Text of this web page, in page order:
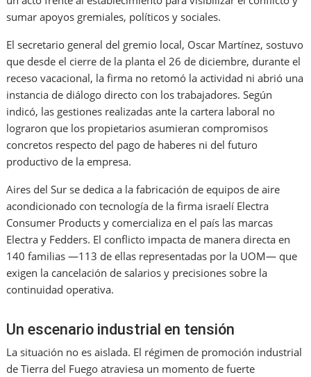
sumar apoyos gremiales, políticos y sociales.
El secretario general del gremio local, Oscar Martínez, sostuvo
que desde el cierre de la planta el 26 de diciembre, durante el
receso vacacional, la firma no retomó la actividad ni abrió una
instancia de diálogo directo con los trabajadores. Según
indicó, las gestiones realizadas ante la cartera laboral no
lograron que los propietarios asumieran compromisos
concretos respecto del pago de haberes ni del futuro
productivo de la empresa.
Aires del Sur se dedica a la fabricación de equipos de aire
acondicionado con tecnología de la firma israelí Electra
Consumer Products y comercializa en el país las marcas
Electra y Fedders. El conflicto impacta de manera directa en
140 familias —113 de ellas representadas por la UOM— que
exigen la cancelación de salarios y precisiones sobre la
continuidad operativa.
Un escenario industrial en tensión
La situación no es aislada. El régimen de promoción industrial
de Tierra del Fuego atraviesa un momento de fuerte